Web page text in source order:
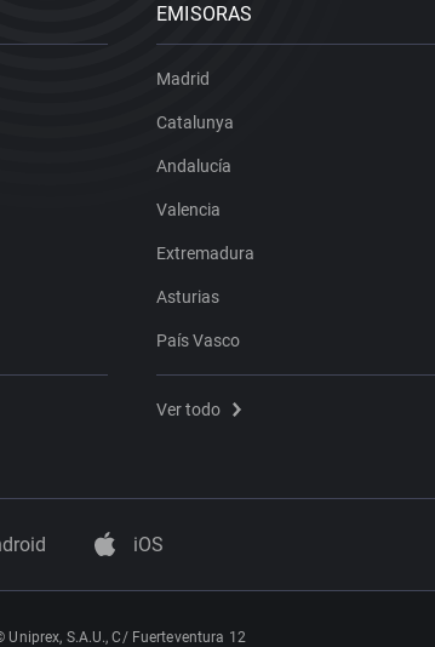
EMISORAS
Madrid
Catalunya
Andalucía
Valencia
Extremadura
Asturias
País Vasco
Ver todo
iOS
Uniprex, S.A.U., C/ Fuerteventura 12